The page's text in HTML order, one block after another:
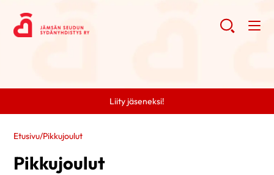
Liity jäseneksi!
Etusivu/Pikkujoulut
Pikkujoulut